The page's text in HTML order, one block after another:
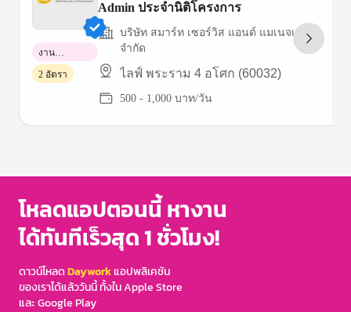
Admin ประจำนิติโครงการ
บริษัท สมาร์ท เซอร์วิส แอนด์ แมเนจเม้นท์
จำกัด
ไลฟ์ พระราม 4 อโศก (60032)
500 - 1,000 บาท/วัน
งาน
พาร์ทไทม์
2 อัตรา
of
โหลดแอปตอนนี้ หางาน
ได้ทันทีเร็วสุด 1 ชั่วโมง!
ดาวน์โหลดDayworkแอปพลิเคชัน
ของเราได้แล้ววันนี้ ทั้งใน Apple Store
และ Google Play